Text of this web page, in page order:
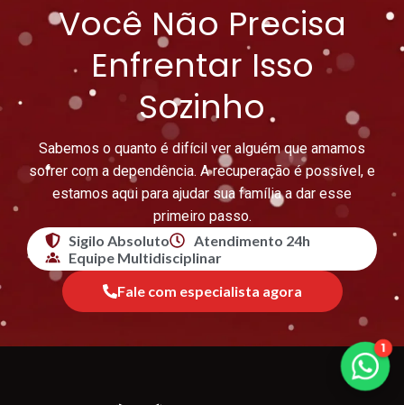
Você Não Precisa
Enfrentar Isso
Sozinho
Sabemos o quanto é difícil ver alguém que amamos
sofrer com a dependência. A recuperação é possível, e
estamos aqui para ajudar sua família a dar esse
primeiro passo.
Sigilo Absoluto
Atendimento 24h
Equipe Multidisciplinar
Fale com especialista agora
1